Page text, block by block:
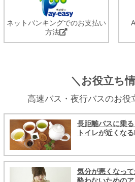
ネットバンキングでのお支払い
方法
＼お役立ち
高速バス・夜行バスのお役
長距離バスに乗
トイレが近くな
気分が悪くなっ
酔わないための